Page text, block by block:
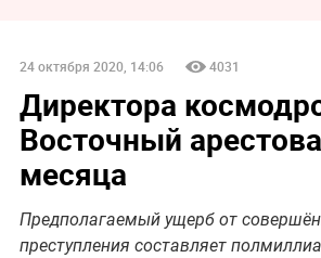
24 октября 2020, 14:06 4031
Директора
Восточный
месяца
Предполагаемый ущерб от
преступления составляет